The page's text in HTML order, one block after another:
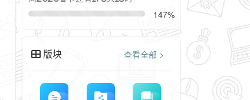
147%
版块 查看全部 >